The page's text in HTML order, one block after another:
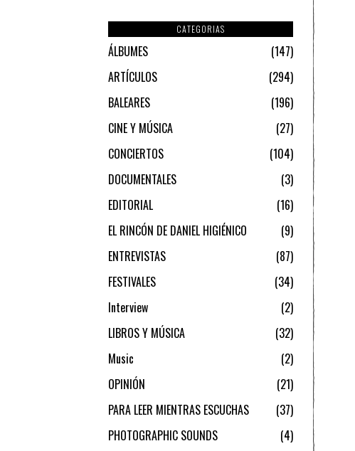
CATEGORIAS
ÁLBUMES
147
ARTÍCULOS
294
BALEARES
196
CINE Y MÚSICA
27
CONCIERTOS
104
DOCUMENTALES
3
EDITORIAL
16
EL RINCÓN DE DANIEL HIGIÉNICO
9
ENTREVISTAS
87
FESTIVALES
34
Interview
2
LIBROS Y MÚSICA
32
Music
2
OPINIÓN
21
PARA LEER MIENTRAS ESCUCHAS
37
PHOTOGRAPHIC SOUNDS
4